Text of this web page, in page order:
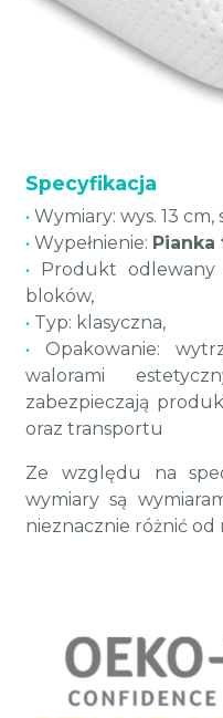
Specyfikacja
• Wymiary: wys. 13 cm,
• Wypełnienie:
• Produkt
bloków,
• Typ: klasyczna,
• Opakowanie:
walorami
zabezpieczają
oraz transportu
Ze względu na
wymiary są
nieznacznie różnić od